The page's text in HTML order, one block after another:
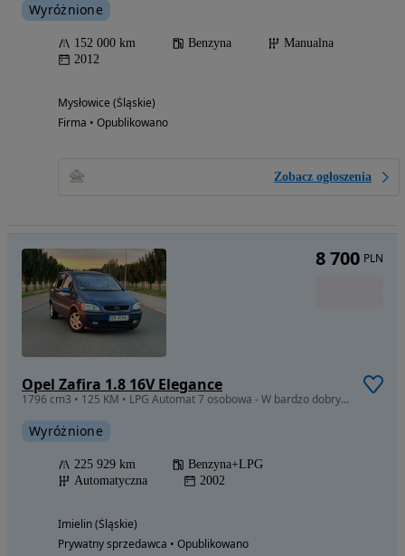
Wyróżnione
152 000 km Benzyna
Manualna
2012
Mysłowice (Śląskie)
Firma • Opublikowano
Zobacz ogłoszenia
Opel Zafira 1.8 16V Elegance
1796 cm3 • 125 KM • LPG Automat 7 osobowa - W bardzo dobrym stanie
Wyróżnione
225 929 km
Benzyna+LPG
Automatyczna
2002
Imielin (Śląskie)
Prywatny sprzedawca • Opublikowano
8 700 PLN